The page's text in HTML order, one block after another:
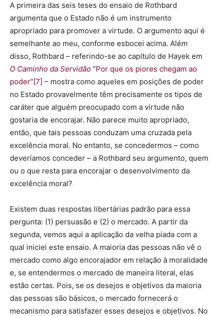
A primeira das seis teses do ensaio de Rothbard
argumenta que o Estado não é um instrumento
apropriado para promover a virtude. O argumento aqui é
semelhante ao meu, conforme esbocei acima. Além
disso, Rothbard – referindo-se ao capítulo de Hayek em
O Caminho da Servidão “Por que os piores chegam ao
poder”[7] – mostra como aqueles em posições de poder
no Estado provavelmente têm precisamente os tipos de
caráter que alguém preocupado com a virtude não
gostaria de encorajar. Não parece muito apropriado,
então, que tais pessoas conduzam uma cruzada pela
excelência moral. No entanto, se concedermos – como
deveríamos conceder – a Rothbard seu argumento, quem
ou o que resta para encorajar o desenvolvimento da
excelência moral?
Existem duas respostas libertárias padrão para essa
pergunta: (1) persuasão e (2) o mercado. A partir da
segunda, vemos aqui a aplicação da velha piada com a
qual iniciei este ensaio. A maioria das pessoas não vê o
mercado como algo encorajador em relação à moralidade
e, se entendermos o mercado de maneira literal, elas
estão certas. Pois, se os desejos e objetivos da maioria
das pessoas são básicos, o mercado fornecerá o
mecanismo para satisfazer esses desejos e objetivos. No